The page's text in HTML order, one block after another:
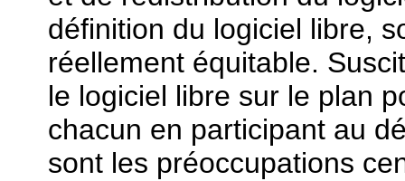
définition du logiciel libre,
réellement équitable.
le logiciel libre sur le plan
chacun en participant au
sont les préoccupations